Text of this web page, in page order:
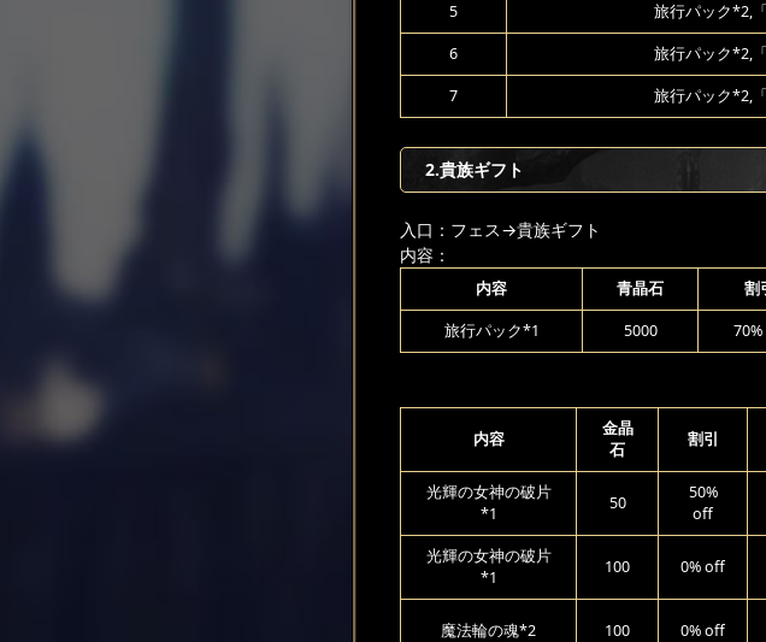
5 旅行パック*2,
6 旅行パック*2,
7 旅行パック*2,
2.貴族ギフト
入口：フェス→貴族ギフト
内容：
内容 青晶石 割
旅行パック*1 5000
内容
金晶
石
割引
光輝の女神の破片
*1
50
50%
off
光輝の女神の破片
*1
100 0% off
魔法輪の魂*2 100 0% off